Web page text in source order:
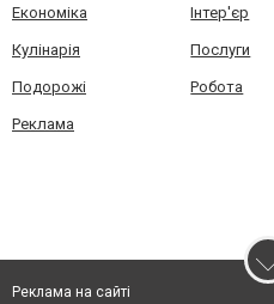
Економіка Інтер'єр
Кулінарія Послуги
Подорожі Робота
Реклама
Реклама на сайті